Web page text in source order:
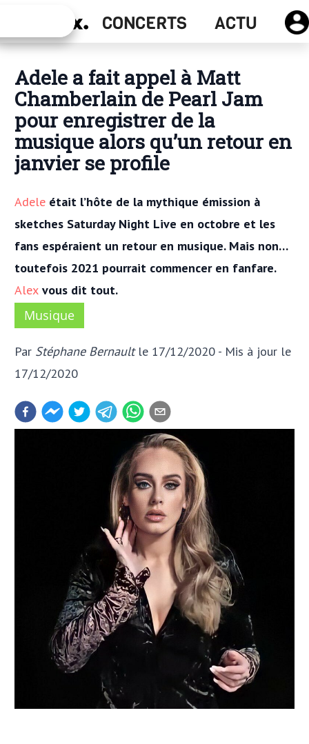
CONCERTS ACTU
Concerts
Adele a fait appel à Matt
Chamberlain de Pearl Jam
pour enregistrer de la
musique alors qu’un retour en
janvier se profile
Adele était l’hôte de la mythique émission à
sketches Saturday Night Live en octobre et les
fans espéraient un retour en musique. Mais non…
toutefois 2021 pourrait commencer en fanfare.
Alex vous dit tout.
Musique
Par Stéphane Bernault le 17/12/2020 - Mis à jour le
17/12/2020